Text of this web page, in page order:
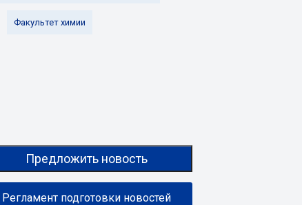
Факультет химии
Предложить новость
Регламент подготовки новостей